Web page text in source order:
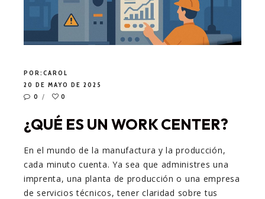
POR:CAROL
20 DE MAYO DE 2025
0
0
¿QUÉ ES UN WORK CENTER?
En el mundo de la manufactura y la producción,
cada minuto cuenta. Ya sea que administres una
imprenta, una planta de producción o una empresa
de servicios técnicos, tener claridad sobre tus